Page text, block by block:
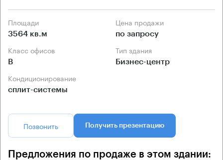
Площади
3564 кв.м
Цена продажи
по запросу
Класс офисов
B
Тип здания
Бизнес-центр
Кондиционирование
сплит-системы
Позвонить Получить презентацию
Предложения по продаже в этом здании: